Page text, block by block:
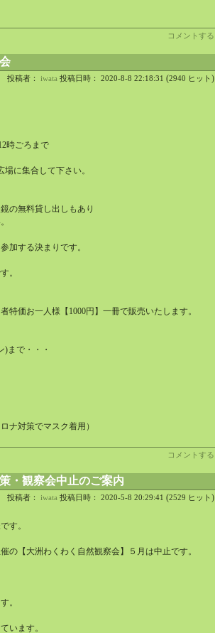
コメントする
投稿者： iwata 投稿日時： 2020-8-8 22:18:31 (2940 ヒット)
時ごろまで
に集合して下さい。
の無料貸し出しもあり
加する決まりです。
。
価お一人様【1000円】一冊で販売いたします。
)まで・・・
ナ対策でマスク着用）
コメントする
・観察会中止のご案内
投稿者： iwata 投稿日時： 2020-5-8 20:29:41 (2529 ヒット)
す。
の【大洲わくわく自然観察会】５月は中止です。
。
います。